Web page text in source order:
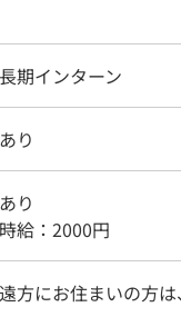
長期インターン
あり
あり
時給：2000円
遠方にお住まいの方